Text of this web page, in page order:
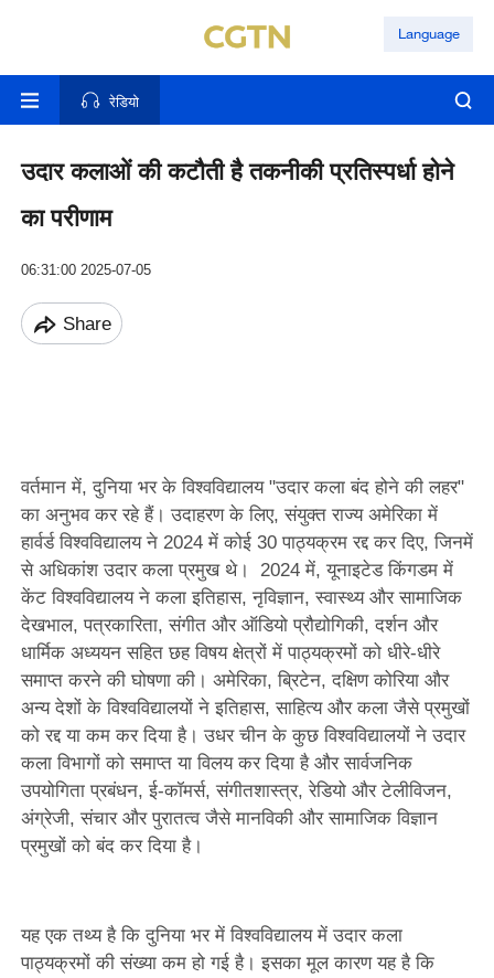
Language
रेडियो
उदार कलाओं की कटौती है तकनीकी प्रतिस्पर्धा होने
का परीणाम
06:31:00 2025-07-05
Share
वर्तमान में, दुनिया भर के विश्वविद्यालय "उदार कला बंद होने की लहर"
का अनुभव कर रहे हैं। उदाहरण के लिए, संयुक्त राज्य अमेरिका में
हार्वर्ड विश्वविद्यालय ने 2024 में कोई 30 पाठ्यक्रम रद्द कर दिए, जिनमें
से अधिकांश उदार कला प्रमुख थे। 2024 में, यूनाइटेड किंगडम में
केंट विश्वविद्यालय ने कला इतिहास, नृविज्ञान, स्वास्थ्य और सामाजिक
देखभाल, पत्रकारिता, संगीत और ऑडियो प्रौद्योगिकी, दर्शन और
धार्मिक अध्ययन सहित छह विषय क्षेत्रों में पाठ्यक्रमों को धीरे-धीरे
समाप्त करने की घोषणा की। अमेरिका, ब्रिटेन, दक्षिण कोरिया और
अन्य देशों के विश्वविद्यालयों ने इतिहास, साहित्य और कला जैसे प्रमुखों
को रद्द या कम कर दिया है। उधर चीन के कुछ विश्वविद्यालयों ने उदार
कला विभागों को समाप्त या विलय कर दिया है और सार्वजनिक
उपयोगिता प्रबंधन, ई-कॉमर्स, संगीतशास्त्र, रेडियो और टेलीविजन,
अंग्रेजी, संचार और पुरातत्व जैसे मानविकी और सामाजिक विज्ञान
प्रमुखों को बंद कर दिया है।
यह एक तथ्य है कि दुनिया भर में विश्वविद्यालय में उदार कला
पाठ्यक्रमों की संख्या कम हो गई है। इसका मूल कारण यह है कि